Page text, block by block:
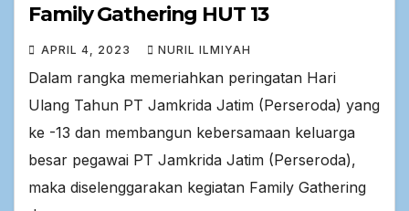
Family Gathering HUT 13
APRIL 4, 2023 NURIL ILMIYAH
Dalam rangka memeriahkan peringatan Hari
Ulang Tahun PT Jamkrida Jatim (Perseroda) yang
ke -13 dan membangun kebersamaan keluarga
besar pegawai PT Jamkrida Jatim (Perseroda),
maka diselenggarakan kegiatan Family Gathering